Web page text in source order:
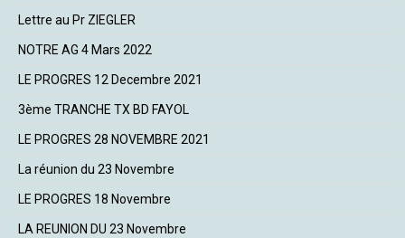
Lettre au Pr ZIEGLER
NOTRE AG 4 Mars 2022
LE PROGRES 12 Decembre 2021
3ème TRANCHE TX BD FAYOL
LE PROGRES 28 NOVEMBRE 2021
La réunion du 23 Novembre
LE PROGRES 18 Novembre
LA REUNION DU 23 Novembre